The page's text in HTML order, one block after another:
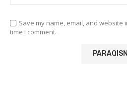
Save my name, email, and
time I comment.